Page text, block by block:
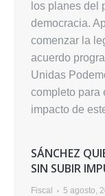
los planes del
democracia.
comenzar la
acuerdo
Unidas
completo para
impacto de
SÁNCHEZ
SIN SUBIR
Fiscal 5 agosto,